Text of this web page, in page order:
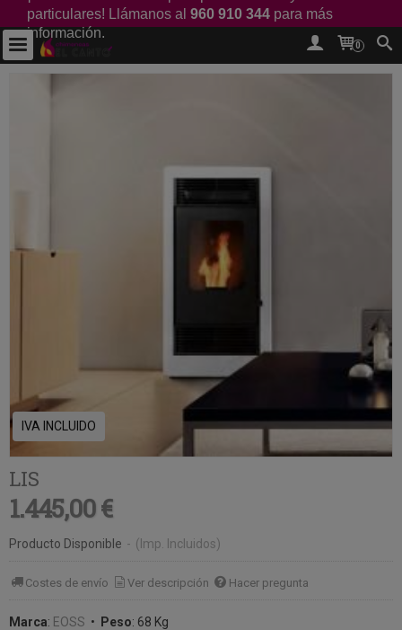
particulares! Llámanos al 960 910 344 para más
información.
0
IVA INCLUIDO
LIS
1.445,00 €
Producto Disponible - (Imp. Incluidos)
Costes de envío Ver descripción Hacer pregunta
Marca: EOSS • Peso: 68 Kg